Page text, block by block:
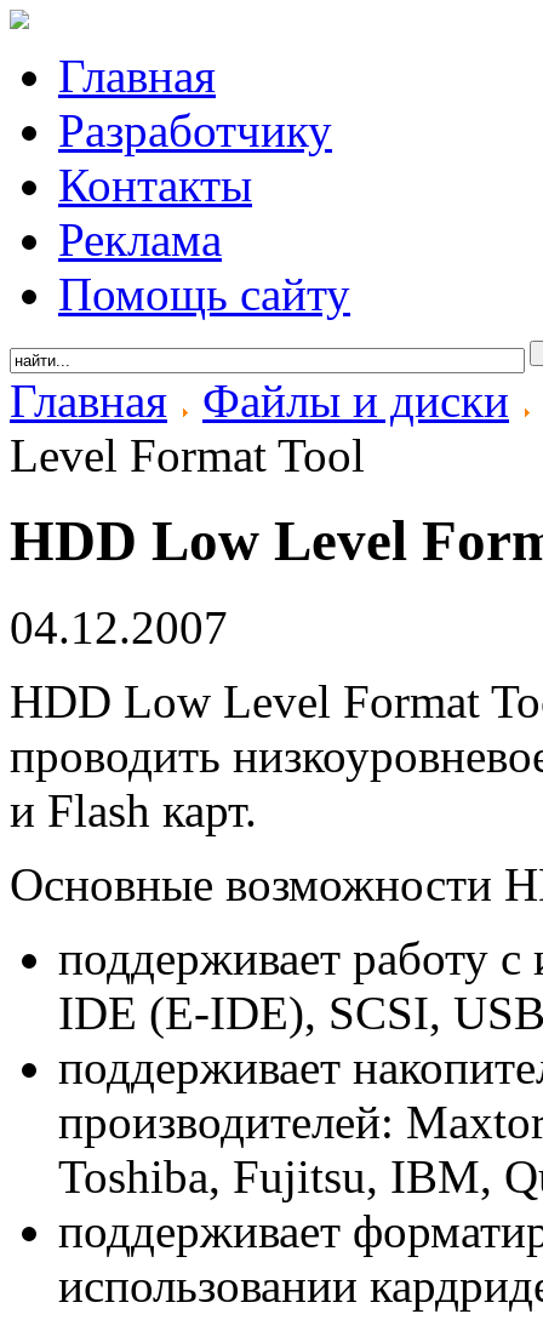
Главная
Разработчику
Контакты
Реклама
Помощь сайту
Главная
Файлы и диски
Level Format Tool
HDD Low Level
04.12.2007
HDD Low Level Format
проводить
и Flash карт.
Основные возможности
поддерживает работу
IDE (E-IDE), SCSI,
поддерживает
производителей:
Toshiba, Fujitsu, IBM,
поддерживает
использовании